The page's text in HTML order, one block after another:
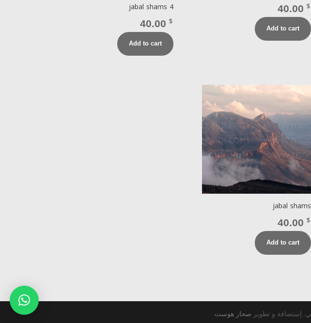
40.00$
Add to cart
jabal shams 4
40.00 $
Add to cart
jabal shams
40.00$
Add to cart
صحار هوست